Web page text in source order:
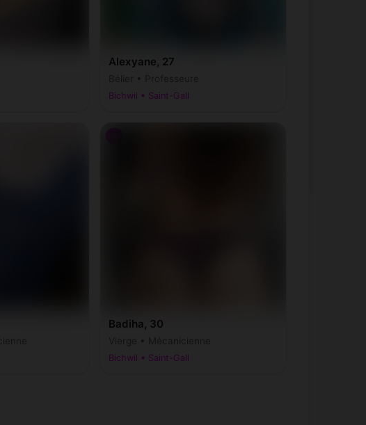
Alexyane, 27
Bichwil • Saint-Gall
Badiha, 30
Bichwil • Saint-Gall